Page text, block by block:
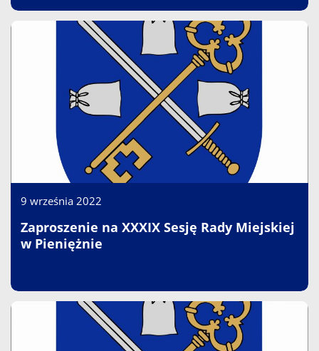
9 września 2022
Zaproszenie na XXXIX Sesję Rady Miejskiej
w Pieniężnie